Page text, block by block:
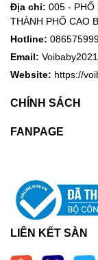
Địa chỉ: 005 - PHỐ
THÀNH PHỐ CAO
Hotline:
Email:
Website: https://
CHÍNH SÁCH
FANPAGE
LIÊN KẾT SÀN